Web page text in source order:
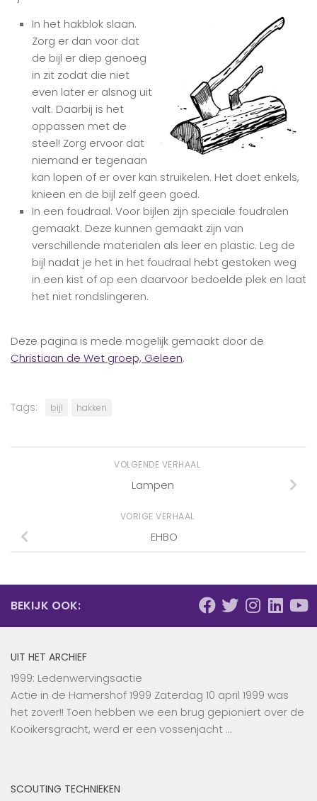
In het hakblok slaan.
Zorg er dan voor dat
de bijl er diep genoeg
in zit zodat die niet
even later er alsnog uit
valt. Daarbij is het
oppassen met de
steel! Zorg ervoor dat
niemand er tegenaan
kan lopen of er over kan struikelen. Het doet enkels,
knieen en de bijl zelf geen goed.
In een foudraal. Voor bijlen zijn speciale foudralen
gemaakt. Deze kunnen gemaakt zijn van
verschillende materialen als leer en plastic. Leg de
bijl nadat je het in het foudraal hebt gestoken weg
in een kist of op een daarvoor bedoelde plek en laat
het niet rondslingeren.
Deze pagina is mede mogelijk gemaakt door de
Christiaan de Wet groep, Geleen.
Tags: bijl hakken
VOLGENDE VERHAAL
Lampen
VORIGE VERHAAL
EHBO
BEKIJK OOK:
UIT HET ARCHIEF
1999: Ledenwervingsactie
Actie in de Hamershof 1999 Zaterdag 10 april 1999 was
het zover!! Toen hebben we een brug gepioniert over de
Kooikersgracht, werd er een vossenjacht …
SCOUTING TECHNIEKEN